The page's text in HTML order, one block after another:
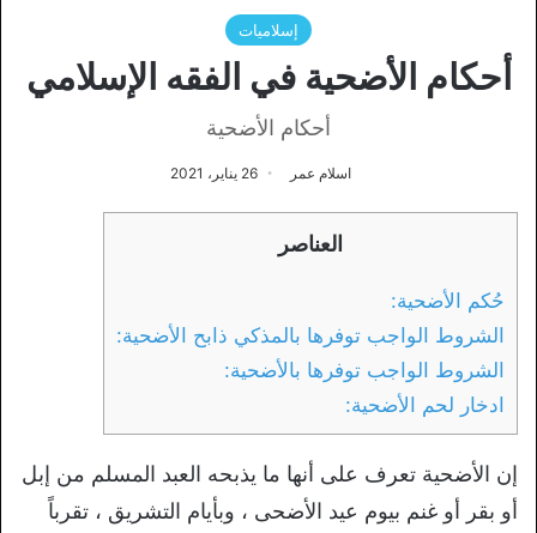
إسلاميات
أحكام الأضحية في الفقه الإسلامي
أحكام الأضحية
اسلام عمر 26 يناير، 2021
العناصر
حُكم الأضحية:
الشروط الواجب توفرها بالمذكي ذابح الأضحية:
الشروط الواجب توفرها بالأضحية:
ادخار لحم الأضحية:
إن الأضحية تعرف على أنها ما يذبحه العبد المسلم من إبل
أو بقر أو غنم بيوم عيد الأضحى ، وبأيام التشريق ، تقرباً